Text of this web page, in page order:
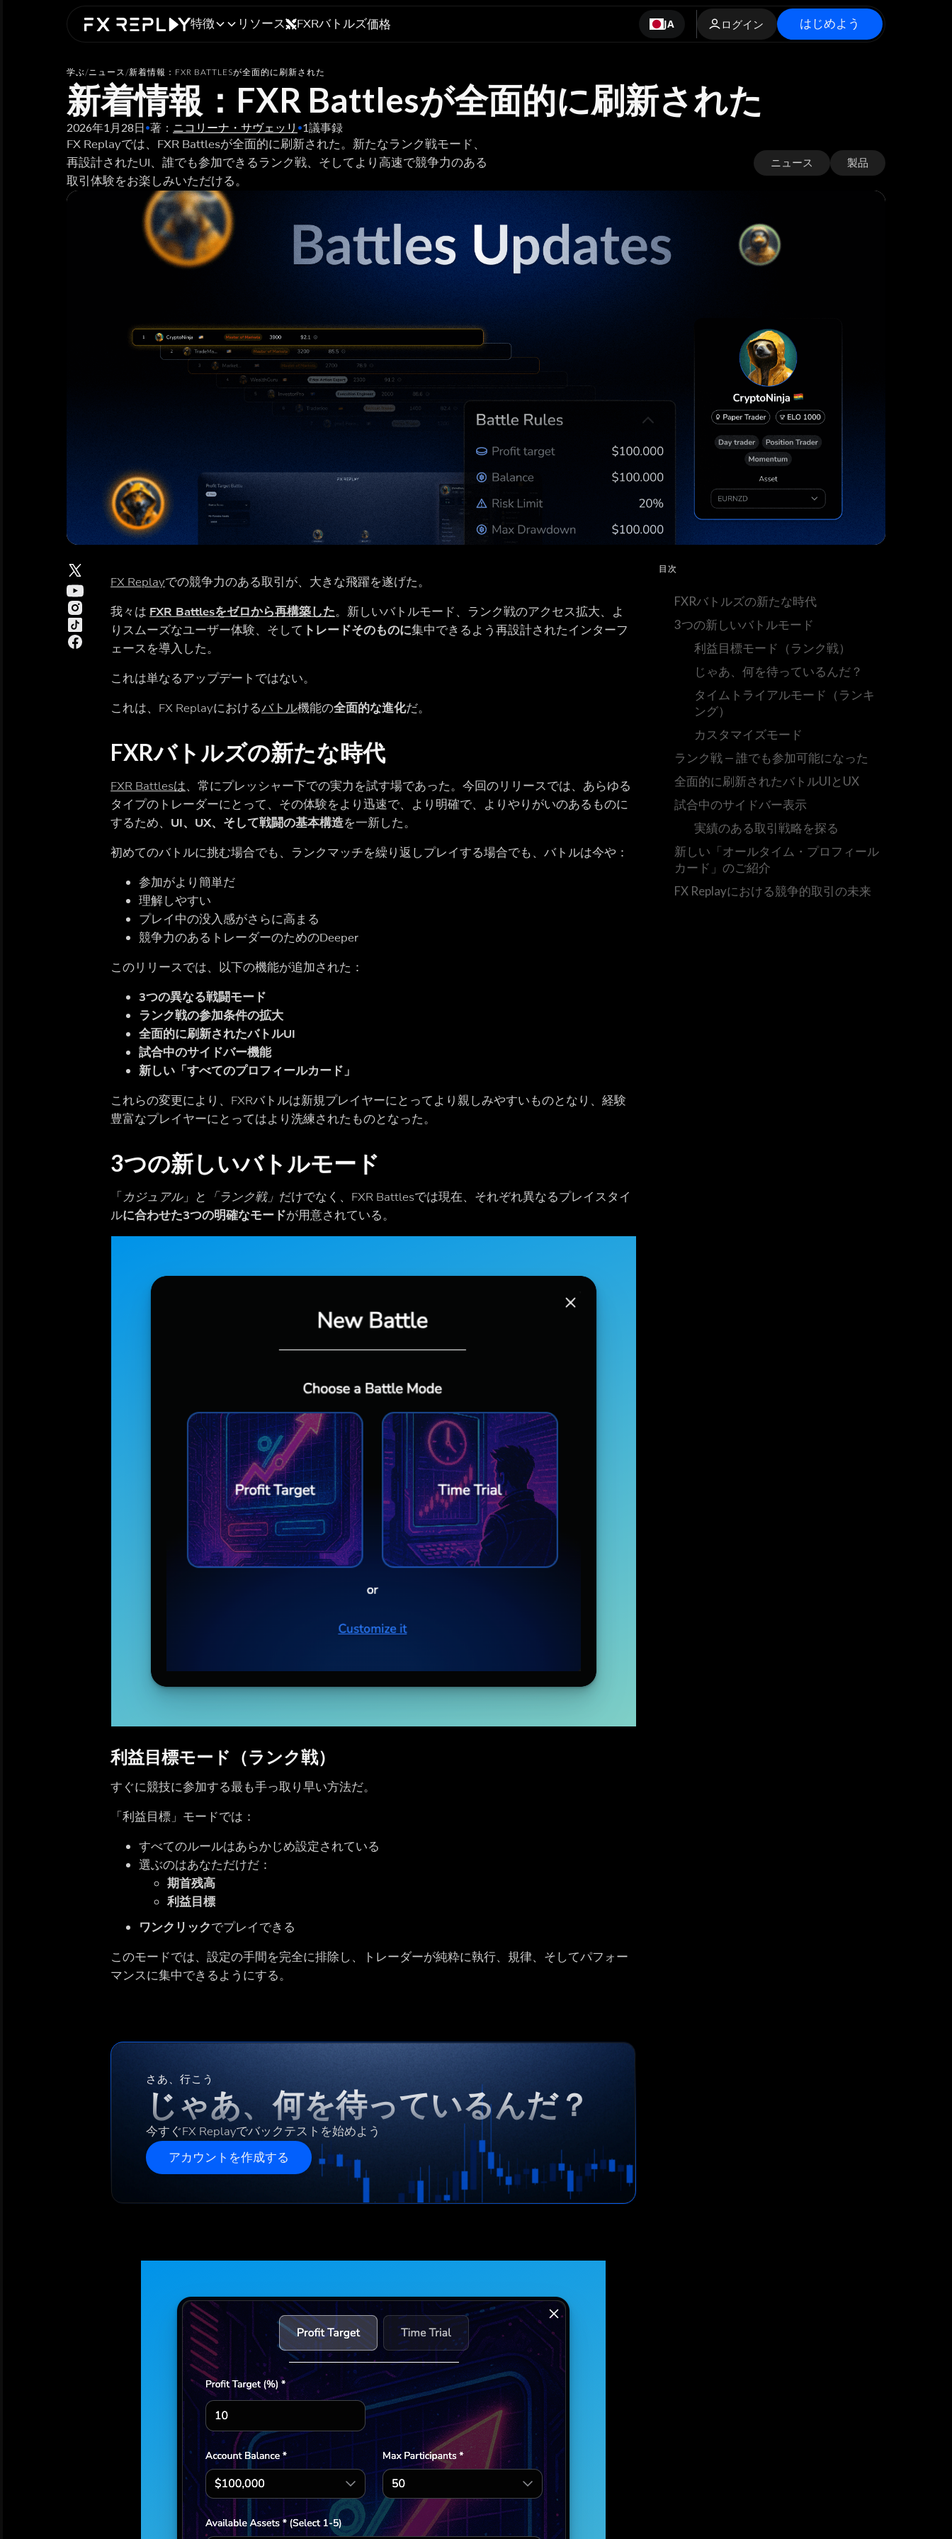
特徴 リソース FXRバトルズ価格 JA ログイン はじめよう
学ぶ/ニュース/新着情報：FXR BATTLESが全面的に刷新された
新着情報：FXR Battlesが全面的に刷新された
2026年1月28日•著： ニコリーナ・サヴェッリ •1議事録
FX Replayでは、FXR Battlesが全面的に刷新された。新たなランク戦モード、
再設計されたUI、誰でも参加できるランク戦、そしてより高速で競争力のある
取引体験をお楽しみいただける。
ニュース 製品
FX Replayでの競争力のある取引が、大きな飛躍を遂げた。
我々は FXR Battlesをゼロから再構築した。新しいバトルモード、ランク戦のアクセス拡大、よ
りスムーズなユーザー体験、そして トレードそのものに集中できるよう再設計されたインターフ
ェースを導入した。
これは単なるアップデートではない。
これは、FX Replayにおけるバトル機能の全面的な進化だ。
FXRバトルズの新たな時代
FXR Battlesは、常にプレッシャー下での実力を試す場であった。今回のリリースでは、あらゆる
タイプのトレーダーにとって、その体験をより迅速で、より明確で、よりやりがいのあるものに
するため、 UI、UX、そして戦闘の基本構造を一新した。
初めてのバトルに挑む場合でも、ランクマッチを繰り返しプレイする場合でも、バトルは今や：
参加がより簡単だ
理解しやすい
プレイ中の没入感がさらに高まる
競争力のあるトレーダーのためのDeeper
このリリースでは、以下の機能が追加された：
3つの異なる戦闘モード
ランク戦の参加条件の拡大
全面的に刷新されたバトルUI
試合中のサイドバー機能
新しい「すべてのプロフィールカード」
これらの変更により、FXRバトルは新規プレイヤーにとってより親しみやすいものとなり、経験
豊富なプレイヤーにとってはより洗練されたものとなった。
3つの新しいバトルモード
「カジュアル」と 「ランク戦」 だけでなく、FXR Battlesでは現在、それぞれ異なるプレイスタイ
ルに合わせた3つの明確なモードが用意されている。
利益目標モード（ランク戦）
すぐに競技に参加する最も手っ取り早い方法だ。
「利益目標」モードでは：
すべてのルールはあらかじめ設定されている
選ぶのはあなただけだ：
期首残高
利益目標
ワンクリックでプレイできる
このモードでは、設定の手間を完全に排除し、トレーダーが純粋に執行、規律、そしてパフォー
マンスに集中できるようにする。
さあ、行こう
じゃあ、何を待っているんだ？
今すぐFX Replayでバックテストを始めよう
アカウントを作成する
目次
FXRバトルズの新たな時代
3つの新しいバトルモード
利益目標モード（ランク戦）
じゃあ、何を待っているんだ？
タイムトライアルモード（ランキ
ング）
カスタマイズモード
ランク戦 — 誰でも参加可能になった
全面的に刷新されたバトルUIとUX
試合中のサイドバー表示
実績のある取引戦略を探る
新しい「オールタイム・プロフィール
カード」のご紹介
FX Replayにおける競争的取引の未来